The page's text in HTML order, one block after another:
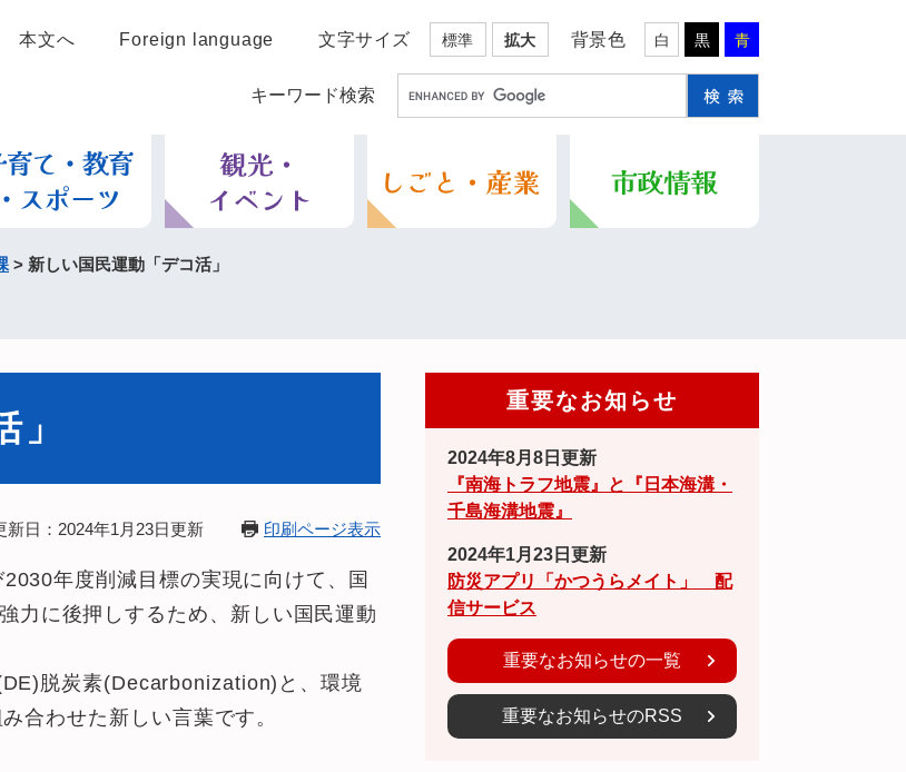
本文へ Foreign language 文字サイズ 標準 拡大 背景色 白 黒 青
キーワード検索
> 新しい国民運動「デコ活」
新日：2024年1月23日更新 印刷ページ表示
年度削減目標の実現に向けて、国
力に後押しするため、新しい国民運動
脱炭素(Decarbonization)と、環境
合わせた新しい言葉です。
重要なお知らせ
2024年8月8日更新
『南海トラフ地震』と『日本海溝・
千島海溝地震』
2024年1月23日更新
防災アプリ「かつうらメイト」 配
信サービス
重要なお知らせの一覧
重要なお知らせのRSS